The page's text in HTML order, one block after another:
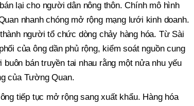
lại cho người dân nông thôn. Chính mô hình
nhanh chóng mở rộng mạng lưới kinh doanh.
người tổ chức dòng chảy hàng hóa. Từ Sài
của ông dần phủ rộng, kiểm soát nguồn cung
bán truyền tai nhau rằng một nửa nhu yếu
của Tường Quan.
tiếp tục mở rộng sang xuất khẩu. Hàng hóa